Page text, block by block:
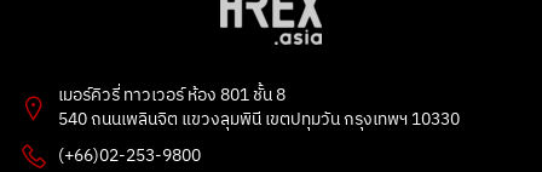
kitbowon srimai
ธัญลักษณ์ แก้วโปธา
เมอร์คิวรี่ ทาวเวอร์ ห้อง 801 ชั้น 8
540 ถนนเพลินจิต แขวงลุมพินี เขตปทุมวัน กรุงเทพฯ 10330
(+66)02-253-9800